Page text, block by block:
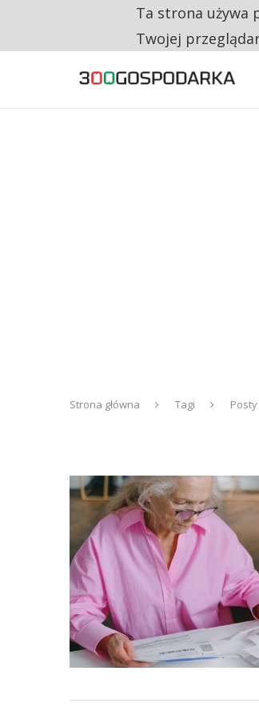
RESTRYKCJE CHIN
Strona główna Tagi
Ta strona używa
Twojej